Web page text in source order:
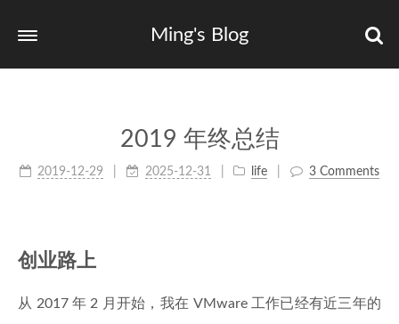
Ming's Blog
2019 年终总结
2019-12-29 2025-12-31 life 3 Comments
创业路上
从 2017 年 2 月开始，我在 VMware 工作已经有近三年的